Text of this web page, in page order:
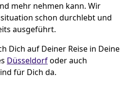
mehr nehmen kann. Wir
schon durchlebt und
ausgeführt.
Dich auf Deiner Reise in Deine
Düsseldorfoder auch
für Dich da.